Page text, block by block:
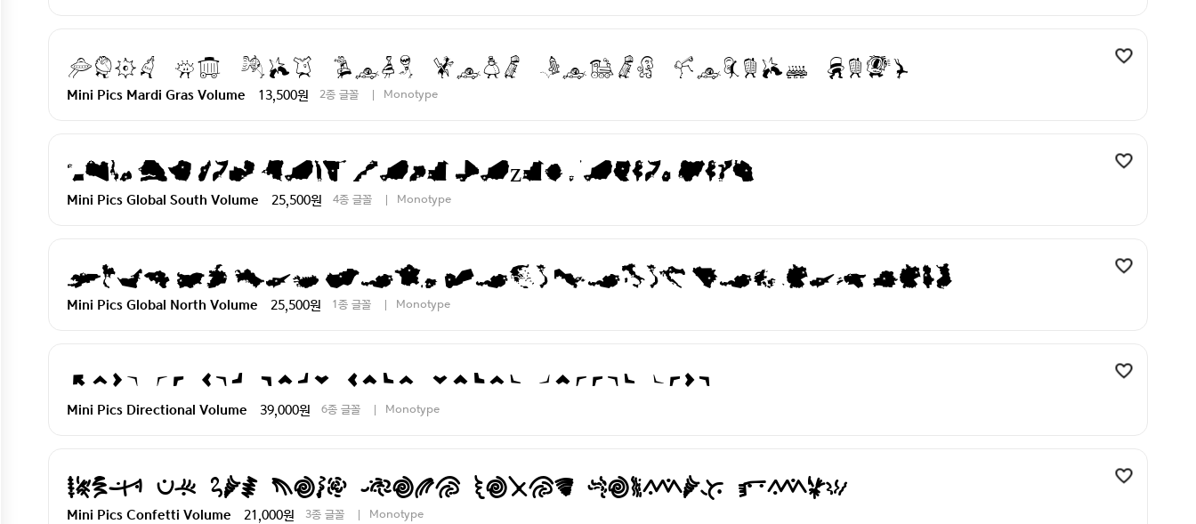
Pack my box with five dizen liquor jugs
Mini Pics Mardi Gras Volume 13,500원 2종 글꼴 Monotype
Pack my box with five dizen liquor jugs
Mini Pics Global South Volume 25,500원 4종 글꼴 Monotype
Pack my box with five dizen liquor jugs
Mini Pics Global North Volume 25,500원 1종 글꼴 Monotype
Pack my box with five dizen liquor jugs
Mini Pics Directional Volume 39,000원 6종 글꼴 Monotype
Pack my box with five dizen liquor jugs
Mini Pics Confetti Volume 21,000원 3종 글꼴 Monotype